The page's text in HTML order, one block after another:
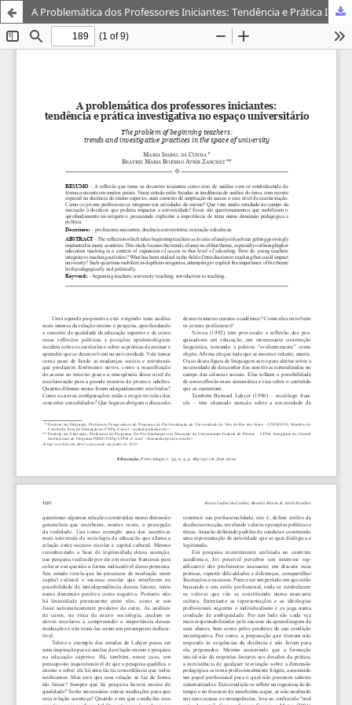
A Problemática dos Professores Iniciantes: Tendência e Prática Investigativa no Espaço Universitário